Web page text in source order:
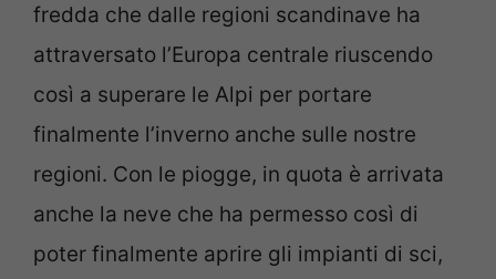
fredda che dalle regioni scandinave ha
attraversato l’Europa centrale riuscendo
così a superare le Alpi per portare
finalmente l’inverno anche sulle nostre
regioni. Con le piogge, in quota è arrivata
anche la neve che ha permesso così di
poter finalmente aprire gli impianti di sci,